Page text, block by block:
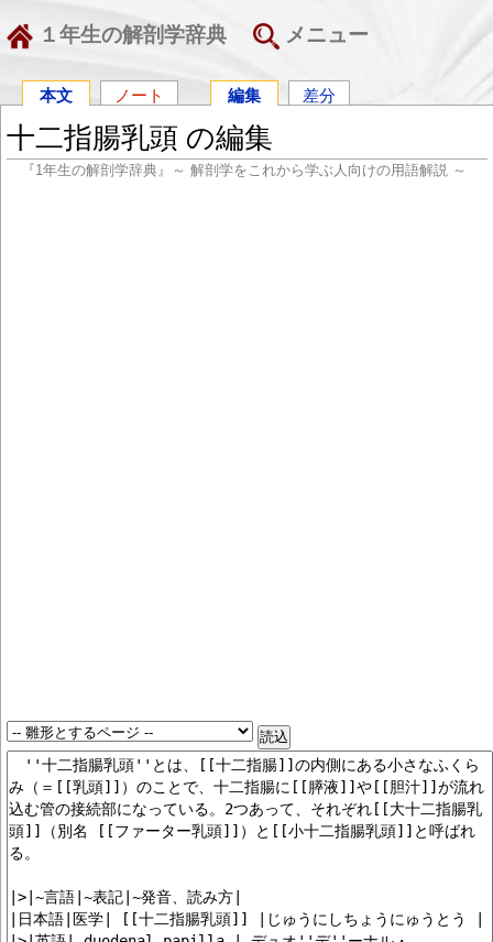
１年生の解剖学辞典 メニュー
本文 ノート 編集 差分
十二指腸乳頭 の編集
『1年生の解剖学辞典』～ 解剖学をこれから学ぶ人向けの用語解説 ～